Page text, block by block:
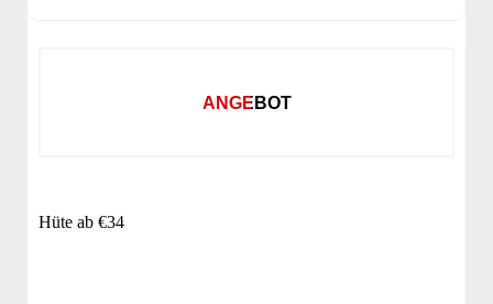
ANGEBOT
Hüte ab €34